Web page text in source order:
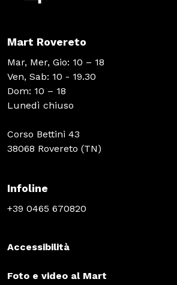
Mart Rovereto
Mar, Mer, Gio: 10 – 18
Ven, Sab: 10 - 19.30
Dom: 10 – 18
Lunedì chiuso
Corso Bettini 43
38068 Rovereto (TN)
Infoline
+39 0465 670820
Accessibilità
Foto e video al Mart